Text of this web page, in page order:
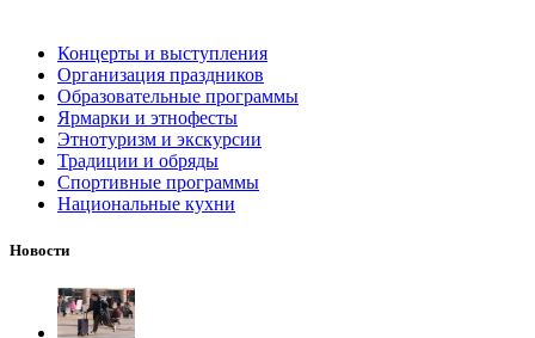
Концерты и выступления
Организация праздников
Образовательные программы
Ярмарки и этнофесты
Этнотуризм и экскурсии
Традиции и обряды
Спортивные программы
Национальные кухни
Новости